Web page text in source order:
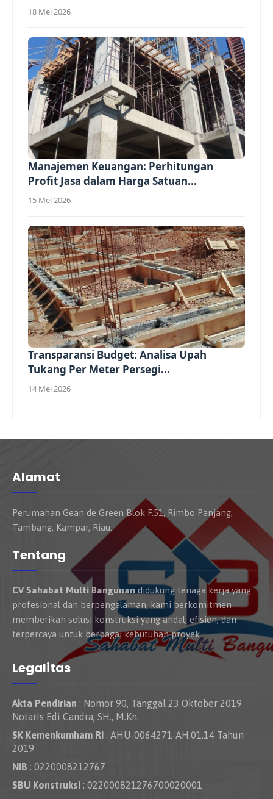
18 Mei 2026
Manajemen Keuangan: Perhitungan
Profit Jasa dalam Harga Satuan...
15 Mei 2026
Transparansi Budget: Analisa Upah
Tukang Per Meter Persegi...
14 Mei 2026
Alamat
Perumahan Gean de Green Blok F.51, Rimbo Panjang,
Tambang, Kampar, Riau.
Tentang
CV Sahabat Multi Bangunan didukung tenaga kerja yang
profesional dan berpengalaman, kami berkomitmen
memberikan solusi konstruksi yang andal, efisien, dan
terpercaya untuk berbagai kebutuhan proyek.
Legalitas
Akta Pendirian : Nomor 90, Tanggal 23 Oktober 2019
Notaris Edi Candra, SH., M.Kn.
SK Kemenkumham RI : AHU-0064271-AH.01.14 Tahun
2019
NIB : 0220008212767
SBU Konstruksi : 022000821276700020001